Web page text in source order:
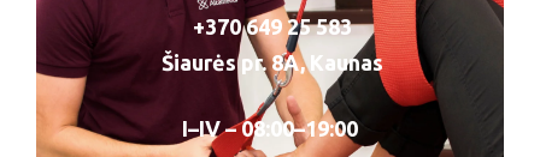
+370 649 25 583
Šiaurės pr. 8A, Kaunas
I–IV – 08:00–19:00